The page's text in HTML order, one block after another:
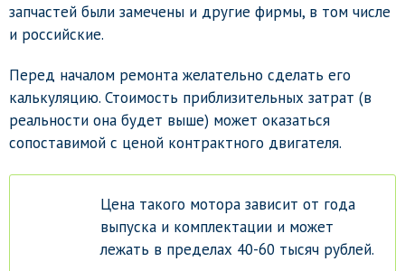
запчастей были замечены и другие фирмы, в том числе
и российские.
Перед началом ремонта желательно сделать его
калькуляцию. Стоимость приблизительных затрат (в
реальности она будет выше) может оказаться
сопоставимой с ценой контрактного двигателя.
Цена такого мотора зависит от года
выпуска и комплектации и может
лежать в пределах 40-60 тысяч рублей.